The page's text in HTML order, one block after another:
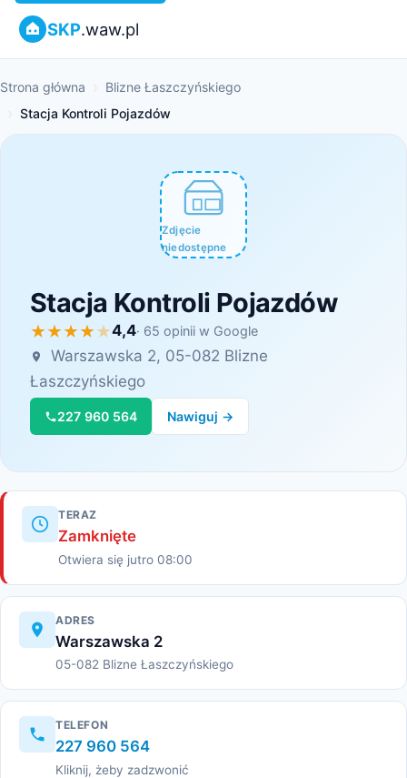
SKP.waw.pl
Strona główna
Blizne Łaszczyńskiego
Stacja Kontroli Pojazdów
Stacja Kontroli Pojazdów
4,4· 65 opinii w Google
Warszawska 2, 05-082 Blizne
Łaszczyńskiego
227 960 564 Nawiguj →
Zdjęcie
niedostępne
TERAZ
Zamknięte
Otwiera się jutro 08:00
ADRES
Warszawska 2
05-082 Blizne Łaszczyńskiego
TELEFON
227 960 564
Kliknij, żeby zadzwonić